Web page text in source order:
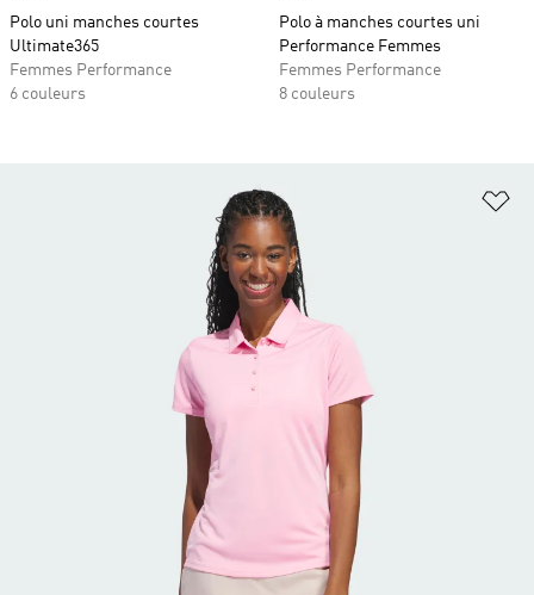
Polo uni manches courtes
Ultimate365
Femmes Performance
6 couleurs
Polo à manches courtes uni
Performance Femmes
Femmes Performance
8 couleurs